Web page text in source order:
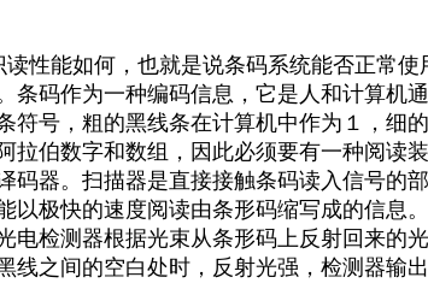
读性能如何，也就是说条码系统能否正常
条码作为一种编码信息，它是人和计算机
符号，粗的黑线条在计算机中作为１，细
拉伯数字和数组，因此必须要有一种阅读
码器。扫描器是直接接触条码读入信号的
以极快的速度阅读由条形码缩写成的信息
电检测器根据光束从条形码上反射回来的
线之间的空白处时，反射光强，检测器输